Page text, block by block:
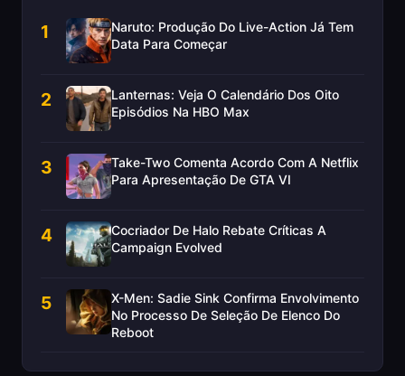
1
Naruto: Produção Do Live-Action Já Tem
Data Para Começar
2
Lanternas: Veja O Calendário Dos Oito
Episódios Na HBO Max
3
Take-Two Comenta Acordo Com A Netflix
Para Apresentação De GTA VI
4
Cocriador De Halo Rebate Críticas A
Campaign Evolved
5
X-Men: Sadie Sink Confirma Envolvimento
No Processo De Seleção De Elenco Do
Reboot